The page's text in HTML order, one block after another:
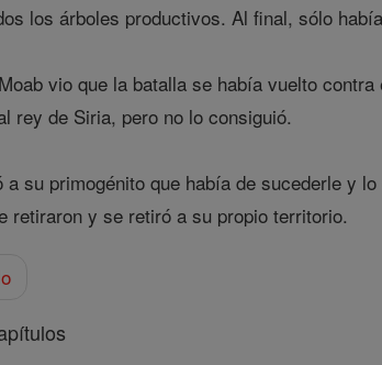
los árboles productivos. Al final, sólo
vio que la batalla se había vuelto
rey de Siria, pero no lo consiguió.
a su primogénito que había de sucederle y
retiraron y se retiró a su propio territorio.